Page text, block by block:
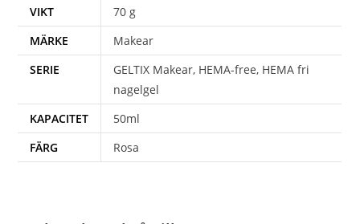
VIKT
70 g
MÄRKE
Makear
SERIE
GELTIX Makear, HEMA-free, HEMA fri
nagelgel
KAPACITET
50ml
FÄRG
Rosa